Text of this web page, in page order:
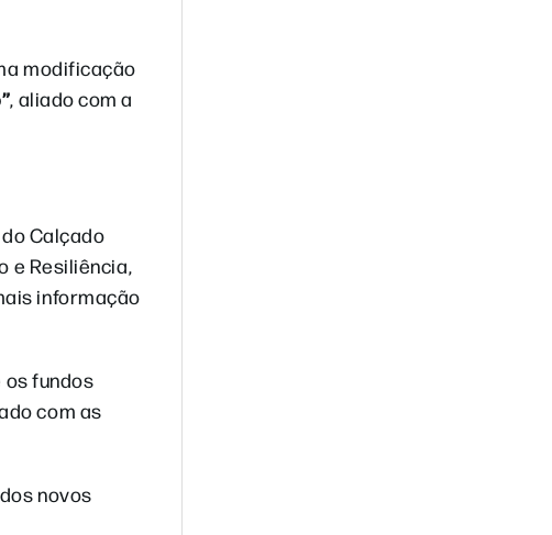
modificação
, aliado com a
Calçado
e Resiliência,
informação
os fundos
com as
novos